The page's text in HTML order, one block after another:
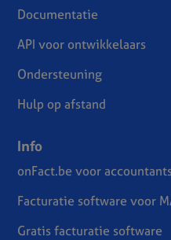
Documentatie
API voor ontwikkelaars
Ondersteuning
Hulp op afstand
Info
onFact.be voor
Facturatie software voor
Gratis facturatie software